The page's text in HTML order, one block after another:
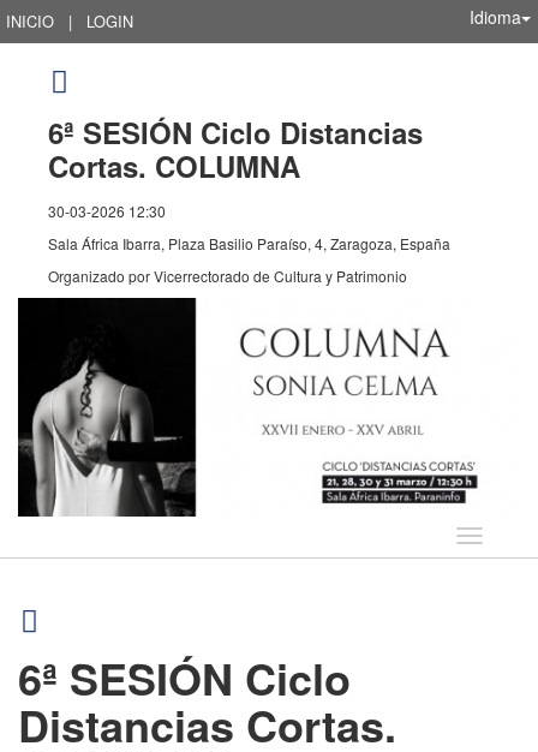
INICIO | LOGIN Idioma
6ª SESIÓN Ciclo Distancias
Cortas. COLUMNA
30-03-2026 12:30
Sala África Ibarra, Plaza Basilio Paraíso, 4, Zaragoza, España
Organizado porVicerrectorado de Cultura y Patrimonio
Idioma
6ª SESIÓN Ciclo
Distancias Cortas.